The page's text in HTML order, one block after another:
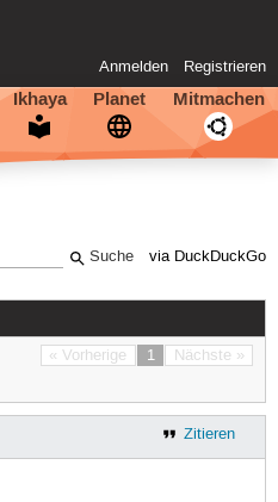
Anmelden Registrieren
Ikhaya Planet Mitmachen
via DuckDuckGo
« Vorherige 1 Nächste »
Zitieren